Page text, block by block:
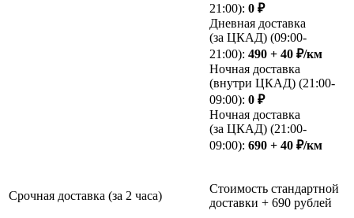
21:00): 0 ₽
Дневная доставка
(за ЦКАД) (09:00-
21:00): 490 + 40 ₽/км
Ночная доставка
(внутри ЦКАД) (21:00-
09:00): 0 ₽
Ночная доставка
(за ЦКАД) (21:00-
09:00): 690 + 40 ₽/км
Срочная доставка (за 2 часа)
Стоимость стандартной
доставки + 690 рублей